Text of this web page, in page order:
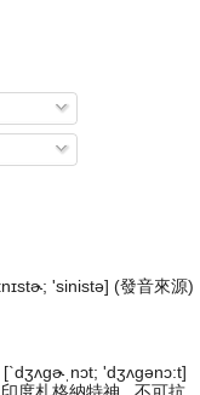
'sinistə] (發音來源)
'dʒʌgənɔ:t]
度札格納特神...不可抗